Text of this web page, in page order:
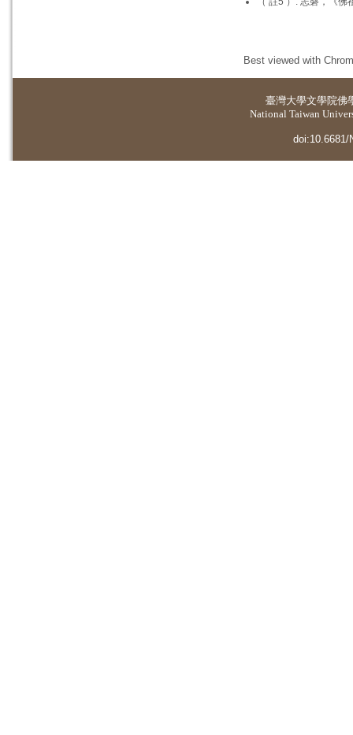
Best viewed with
臺灣大學文學院佛
National Taiwan
doi:10.6681/